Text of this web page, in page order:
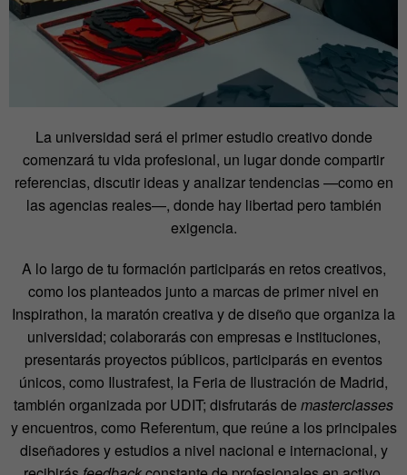
La universidad será el primer estudio creativo donde
comenzará tu vida profesional, un lugar donde compartir
referencias, discutir ideas y analizar tendencias —como en
las agencias reales—, donde hay libertad pero también
exigencia.
A lo largo de tu formación participarás en retos creativos,
como los planteados junto a marcas de primer nivel en
Inspirathon, la maratón creativa y de diseño que organiza la
universidad; colaborarás con empresas e instituciones,
presentarás proyectos públicos, participarás en eventos
únicos, como Ilustrafest, la Feria de Ilustración de Madrid,
también organizada por UDIT; disfrutarás de masterclasses
y encuentros, como Referentum, que reúne a los principales
diseñadores y estudios a nivel nacional e internacional, y